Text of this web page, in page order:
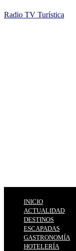
Radio TV Turística
INICIO
ACTUALIDAD
DESTINOS
ESCAPADAS
GASTRONOMÍA
HOTELERÍA